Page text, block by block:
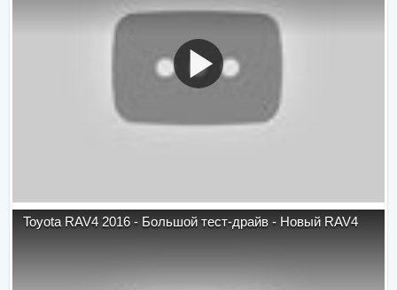
Toyota RAV4 2016 - Большой тест-драйв - Новый RAV4